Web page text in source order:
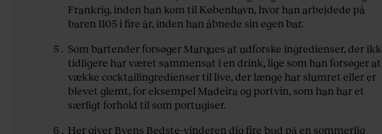
Frankrig, inden han kom til København, hvor han arbejdede på
baren 1105 i fire år, inden han åbnede sin egen bar.
Som bartender forsøger Marques at udforske ingredienser, der
tidligere har været sammensat i en drink, lige som han forsøger at
vække cocktailingredienser til live, der længe har slumret eller er
blevet glemt, for eksempel Madeira og portvin, som han har et
særligt forhold til som portugiser.
Her giver Byens Bedste-vinderen dig fire bud på en sommerlig